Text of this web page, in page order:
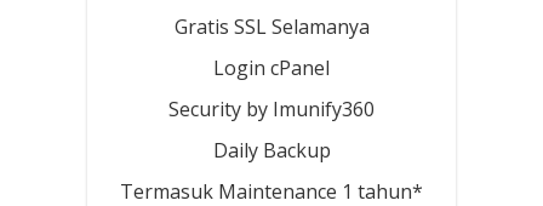
Gratis SSL Selamanya
Login cPanel
Security by Imunify360
Daily Backup
Termasuk Maintenance 1 tahun*